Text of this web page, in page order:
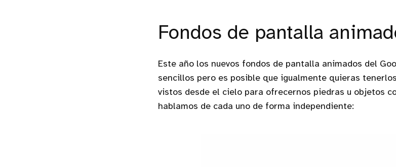
Fondos de pantalla
Este año los nuevos fondos de pantalla animados del
sencillos pero es posible que igualmente quieras
vistos desde el cielo para ofrecernos piedras u objetos
hablamos de cada uno de forma independiente: